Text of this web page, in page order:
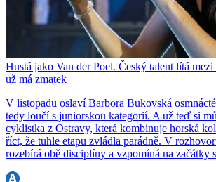
Hustá jako Van der Poel. Český talent lítá
už má zmatek
V listopadu oslaví Barbora Bukovská
tedy loučí s juniorskou kategorií. A už teď si
cyklistka z Ostravy, která kombinuje horská
říct, že tuhle etapu zvládla parádně. V
rozebírá obě disciplíny a vzpomíná na začátky